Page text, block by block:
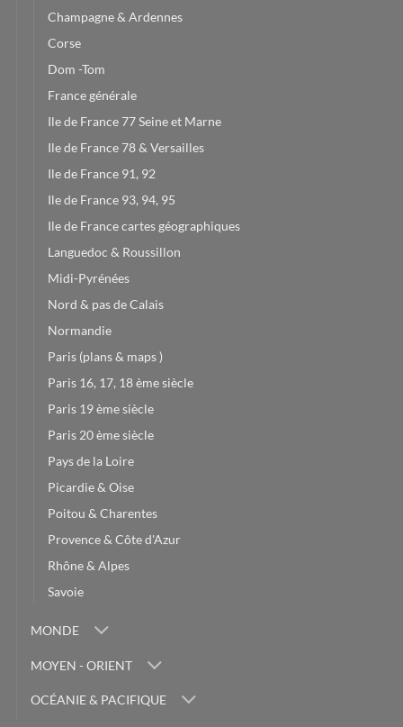
Champagne & Ardennes
Corse
Dom -Tom
France générale
Ile de France 77 Seine et Marne
Ile de France 78 & Versailles
Ile de France 91, 92
Ile de France 93, 94, 95
Ile de France cartes géographiques
Languedoc & Roussillon
Midi-Pyrénées
Nord & pas de Calais
Normandie
Paris (plans & maps )
Paris 16, 17, 18 ème siècle
Paris 19 ème siècle
Paris 20 ème siècle
Pays de la Loire
Picardie & Oise
Poitou & Charentes
Provence & Côte d'Azur
Rhône & Alpes
Savoie
MONDE
MOYEN - ORIENT
OCÉANIE & PACIFIQUE